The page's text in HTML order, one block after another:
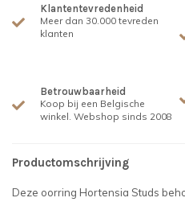
Klantentevredenheid
Meer dan 30.000 tevreden
klanten
Betrouwbaarheid
Koop bij een Belgische
winkel. Webshop sinds 2008
Productomschrijving
Deze oorring Hortensia Studs